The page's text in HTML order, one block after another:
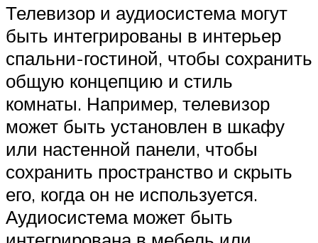
Телевизор и аудиосистема могут
быть интегрированы в интерьер
спальни-гостиной, чтобы сохранить
общую концепцию и стиль
комнаты. Например, телевизор
может быть установлен в шкафу
или настенной панели, чтобы
сохранить пространство и скрыть
его, когда он не используется.
Аудиосистема может быть